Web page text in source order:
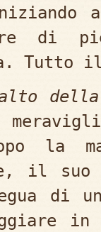
di
Tutto
della
la
il
di
in